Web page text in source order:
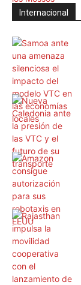
Internacional